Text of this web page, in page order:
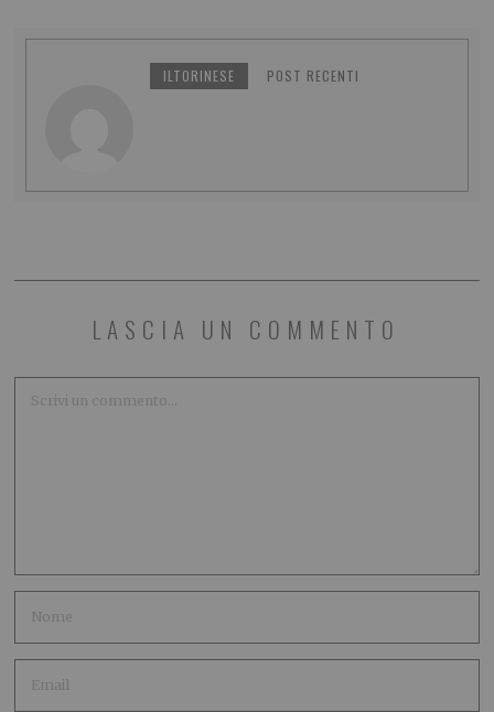
ILTORINESE POST RECENTI
LASCIA UN COMMENTO